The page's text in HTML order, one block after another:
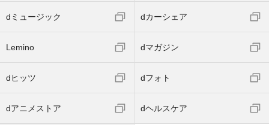
dミュージック dカーシェア
Lemino dマガジン
dヒッツ dフォト
dアニメストア dヘルスケア